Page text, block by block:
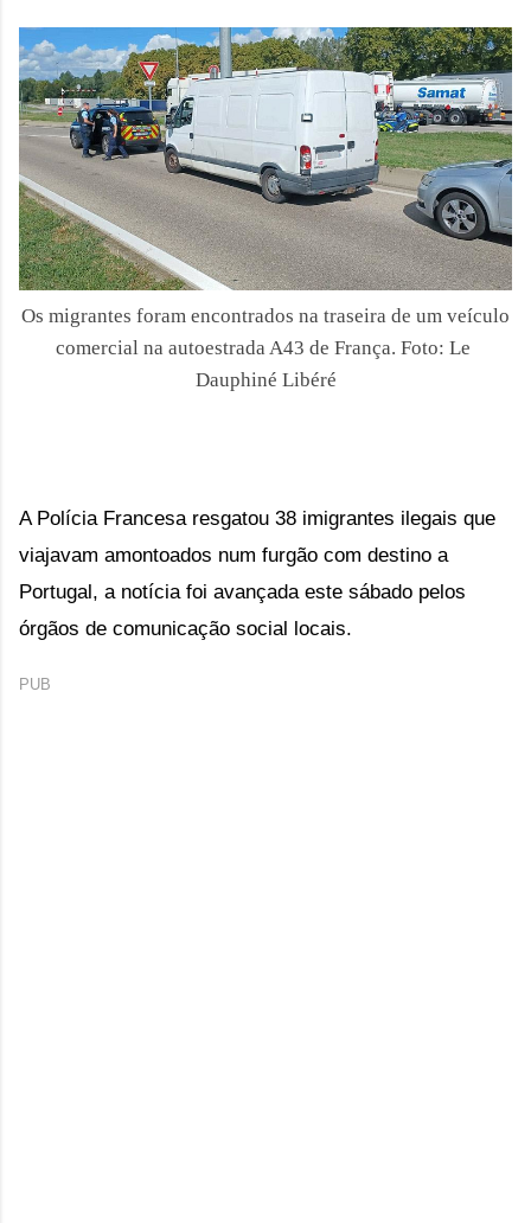
Os migrantes foram encontrados na traseira de um veículo
comercial na autoestrada A43 de França. Foto: Le
Dauphiné Libéré
A Polícia Francesa resgatou 38 imigrantes ilegais que
viajavam amontoados num furgão com destino a
Portugal, a notícia foi avançada este sábado pelos
órgãos de comunicação social locais.
PUB